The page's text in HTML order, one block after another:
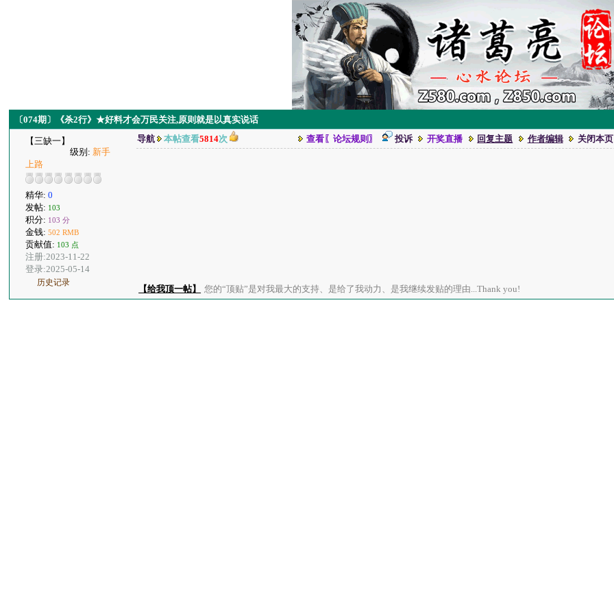
〔074期〕《杀2行》★好料才会万民关注,原则就是以真实说话
【三缺一】
级别: 新手
上路
精华:0
发帖: 103
积分: 103 分
金钱:502 RMB
贡献值: 103 点
注册:2023-11-22
登录:2025-05-14
历史记录
导航 本帖查看5814次 查看〖论坛规则〗 投诉 开奖直播 回复主题 作者编辑 关闭本页
【给我顶一帖】 您的“顶贴”是对我最大的支持、是给了我动力、是我继续发贴的理由...Thank you!